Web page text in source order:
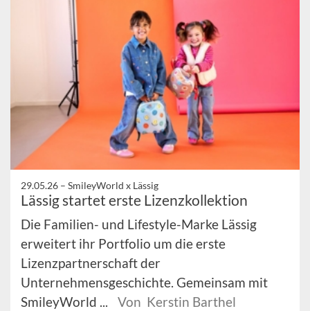
29.05.26 – SmileyWorld x Lässig
Lässig startet erste Lizenzkollektion
Die Familien- und Lifestyle-Marke Lässig
erweitert ihr Portfolio um die erste
Lizenzpartnerschaft der
Unternehmensgeschichte. Gemeinsam mit
SmileyWorld ...
Von Kerstin Barthel